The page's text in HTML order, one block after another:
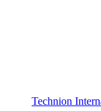
Technion